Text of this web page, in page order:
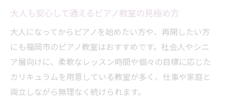
大人も安心して通えるピアノ教室の見極め方
大人になってからピアノを始めたい方や、再開したい方
にも福岡市のピアノ教室はおすすめです。社会人やシニ
ア層向けに、柔軟なレッスン時間や個々の目標に応じた
カリキュラムを用意している教室が多く、仕事や家庭と
両立しながら無理なく続けられます。